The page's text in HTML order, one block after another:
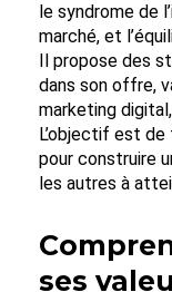
le syndrome de
marché, et
Il propose des
dans son offre,
marketing
L’objectif est
pour construire
les autres à
ses